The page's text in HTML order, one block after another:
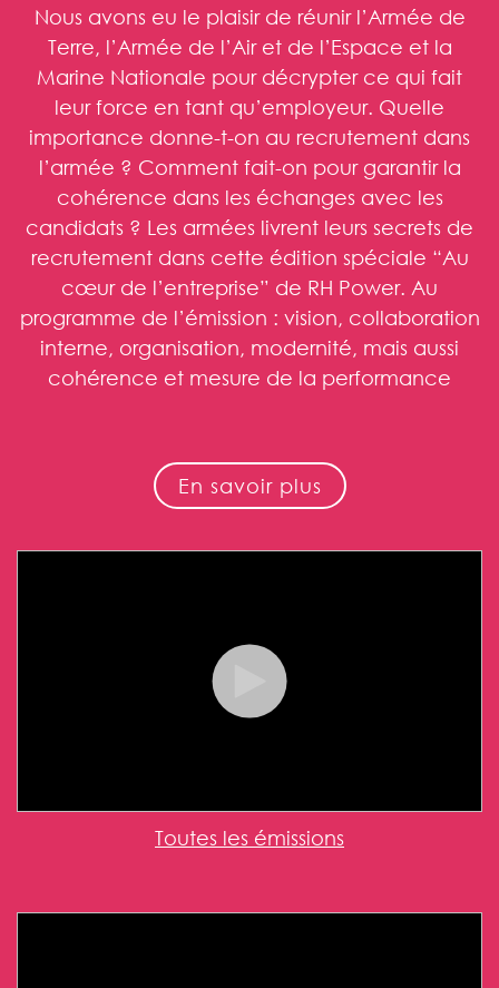
Nous avons eu le plaisir de réunir l’Armée de
Terre, l’Armée de l’Air et de l’Espace et la
Marine Nationale pour décrypter ce qui fait
leur force en tant qu’employeur. Quelle
importance donne-t-on au recrutement dans
l’armée ? Comment fait-on pour garantir la
cohérence dans les échanges avec les
candidats ? Les armées livrent leurs secrets de
recrutement dans cette édition spéciale “Au
cœur de l’entreprise” de RH Power. Au
programme de l’émission : vision, collaboration
interne, organisation, modernité, mais aussi
cohérence et mesure de la performance
En savoir plus
Toutes les émissions